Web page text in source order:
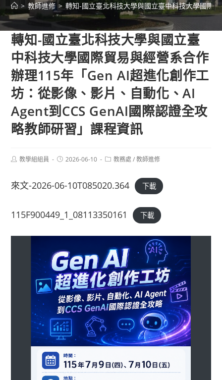
> 教師進修 > 轉知-國立臺北科技大學與國立臺中科技大學國際
轉知-國立臺北科技大學與國立臺
中科技大學國際貿易與經營系合作
辦理115年「Gen AI超進化創作工
坊：從影像、影片、自動化、AI
Agent到CCS GenAI國際認證全攻
略教師研習」課程資訊
Post教學組組員
Post2026-06-10
Post教務處 / 教師進修
來文-2026-06-10T085020.364 下載
115F900449_1_08113350161 下載